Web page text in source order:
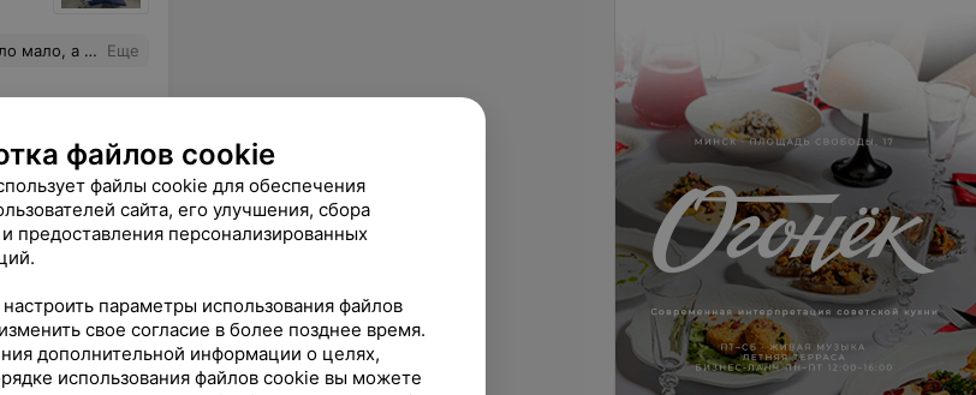
в нашем Жодино такой уровень стоматологии! Еще раз огромное всем Вам спасибо! Еще
файлов cookie
файлы cookie для обеспечения
сайта, его улучшения, сбора
и предоставления персонализированных
параметры использования файлов
свое согласие в более позднее время.
дополнительной информации о целях,
использования файлов cookie вы можете